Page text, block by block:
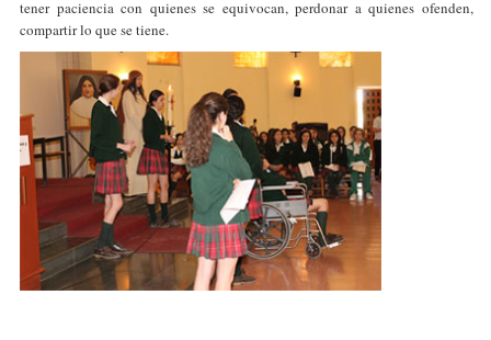
tener paciencia con quienes se equivocan, perdonar a quienes ofenden,
compartir lo que se tiene.